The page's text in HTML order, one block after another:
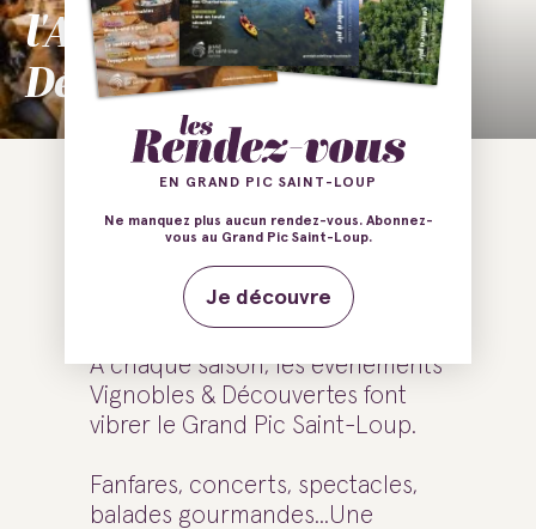
l'Agenda "Vignobles &
Découvertes"
Vibrer aux
domaines
A chaque saison, les évènements
Vignobles & Découvertes font
vibrer le Grand Pic Saint-Loup.
Fanfares, concerts, spectacles,
balades gourmandes...Une
EN GRAND PIC SAINT-LOUP
Ne manquez plus aucun rendez-vous. Abonnez-
vous au Grand Pic Saint-Loup.
Je découvre